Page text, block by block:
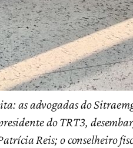
as advogadas do
do TRT3,
Reis; o conselheiro